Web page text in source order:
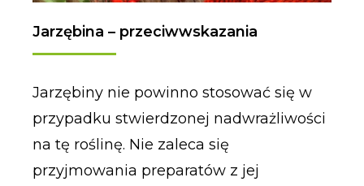
Jarzębina – przeciwwskazania
Jarzębiny nie powinno stosować się w
przypadku stwierdzonej nadwrażliwości
na tę roślinę. Nie zaleca się
przyjmowania preparatów z jej